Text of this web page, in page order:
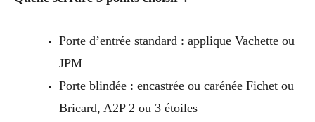
Porte d’entrée standard : applique Vachette ou
JPM
Porte blindée : encastrée ou carénée Fichet ou
Bricard, A2P 2 ou 3 étoiles